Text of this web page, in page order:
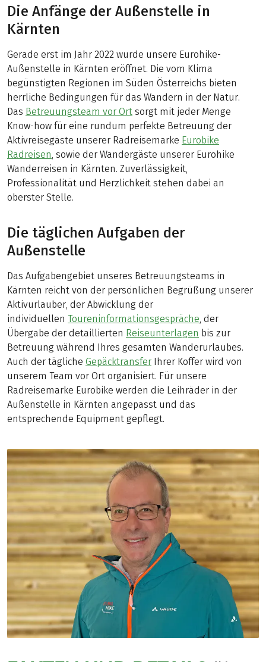
Die Anfänge der Außenstelle in
Kärnten
Gerade erst im Jahr 2022 wurde unsere Eurohike-
Außenstelle in Kärnten eröffnet. Die vom Klima
begünstigten Regionen im Süden Österreichs bieten
herrliche Bedingungen für das Wandern in der Natur.
Das Betreuungsteam vor Ort sorgt mit jeder Menge
Know-how für eine rundum perfekte Betreuung der
Aktivreisegäste unserer Radreisemarke Eurobike
Radreisen , sowie der Wandergäste unserer Eurohike
Wanderreisen in Kärnten. Zuverlässigkeit,
Professionalität und Herzlichkeit stehen dabei an
oberster Stelle.
Die täglichen Aufgaben der
Außenstelle
Das Aufgabengebiet unseres Betreuungsteams in
Kärnten reicht von der persönlichen Begrüßung unserer
Aktivurlauber, der Abwicklung der
individuellen Toureninformationsgespräche , der
Übergabe der detaillierten Reiseunterlagen bis zur
Betreuung während Ihres gesamten Wanderurlaubes.
Auch der tägliche Gepäcktransfer Ihrer Koffer wird von
unserem Team vor Ort organisiert. Für unsere
Radreisemarke Eurobike werden die Leihräder in der
Außenstelle in Kärnten angepasst und das
entsprechende Equipment gepflegt.